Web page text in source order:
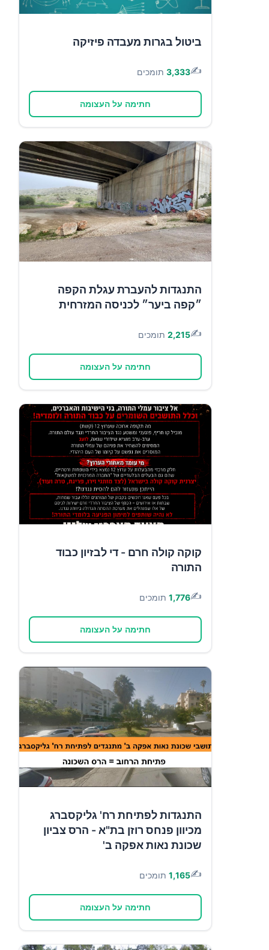
ביטול בגרות מעבדה פיזיקה
✍️
3,333 תומכים
חתימה על העצומה
התנגדות להעברת עגלת הקפה
״קפה ביער״ לכניסה המזרחית
✍️
2,215 תומכים
חתימה על העצומה
קוקה קולה חרם - די לבזיון כבוד
התורה
✍️
1,776 תומכים
חתימה על העצומה
התנגדות לפתיחת רח' גליקסברג
מכיוון פנחס רוזן בת"א - הרס צביון
שכונת נאות אפקה ב'
✍️
1,165 תומכים
חתימה על העצומה